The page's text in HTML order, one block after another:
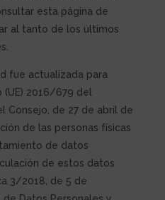
esta página de
al tanto de los últimos
fue actualizada para
2016/679 del
Consejo, de 27 de abril de
de las personas físicas
de datos
de estos datos
3/2018, de 5 de